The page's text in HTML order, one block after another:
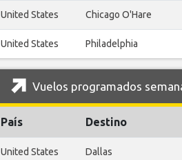
United States Chicago O'Hare
United States Philadelphia
Vuelos programados
País Destino
United States Dallas